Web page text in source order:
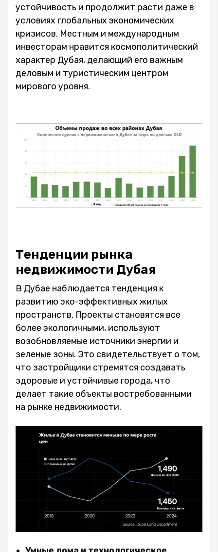
устойчивость и продолжит расти даже в
условиях глобальных экономических
кризисов. Местным и международным
инвесторам нравится космополитический
характер Дубая, делающий его важным
деловым и туристическим центром
мирового уровня.
Тенденции рынка
недвижимости Дубая
В Дубае наблюдается тенденция к
развитию эко-эффективных жилых
пространств. Проекты становятся все
более экологичными, используют
возобновляемые источники энергии и
зеленые зоны. Это свидетельствует о том,
что застройщики стремятся создавать
здоровые и устойчивые города, что
делает такие объекты востребованными
на рынке недвижимости.